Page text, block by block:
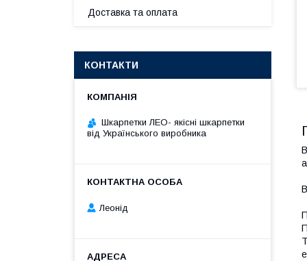
Доставка та оплата
КОНТАКТИ
Шкарпетки ЛЕО- якісні шкарпетки
від Українського виробника
Леонід